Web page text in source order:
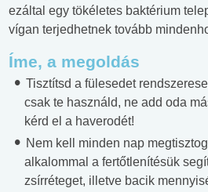
ezáltal egy tökéletes baktérium
vígan terjedhetnek tovább
Íme, a megoldás
Tisztítsd a fülesedet
csak te használd, ne add oda
kérd el a haverodét!
Nem kell minden nap
alkalommal a fertőtlenítésük
zsírréteget, illetve bacik